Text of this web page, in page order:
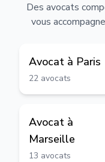
Des avocats
vous
Avocat à Paris
22 avocats
Avocat à
Marseille
13 avocats